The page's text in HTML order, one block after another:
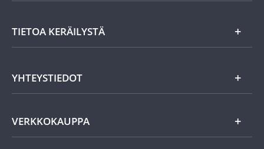
Eurokolikot
Vanhat rahat
Keräilytarvikkeet
Töihin Suomen Monetaan?
TIETOA KERÄILYSTÄ
YHTEYSTIEDOT
Asiakaspalvelu
VERKKOKAUPPA